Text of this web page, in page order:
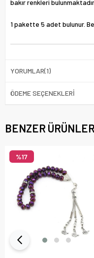
bakır renkleri bulunmaktadır.
1 pakette 5 adet bulunur.
YORUMLAR(1)
ÖDEME SEÇENEKLERI
BENZER ÜRÜNLER
%17